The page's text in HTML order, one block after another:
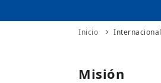
INTERNACIONALIZACIÓN
Inicio
Misión